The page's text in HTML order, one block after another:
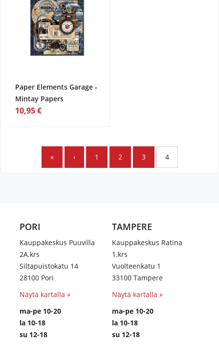
Paper Elements Garage -
Mintay Papers
10,95 €
« ‹ 1 2 3 4
PORI
Kauppakeskus Puuvilla
2A.krs
Siltapuistokatu 14
28100 Pori
Näytä kartalla »
ma-pe 10-20
la 10-18
su 12-18
TAMPERE
Kauppakeskus Ratina
1.krs
Vuolteenkatu 1
33100 Tampere
Näytä kartalla »
ma-pe 10-20
la 10-18
su 12-18